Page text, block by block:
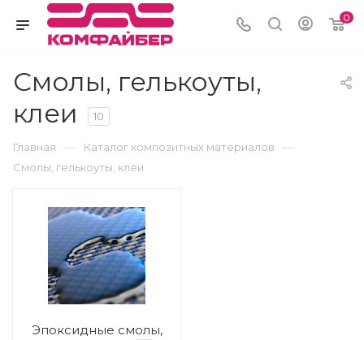
0
Смолы, гелькоуты,
клеи
10
Главная — Каталог композитных материалов —
Смолы, гелькоуты, клеи
Эпоксидные смолы,